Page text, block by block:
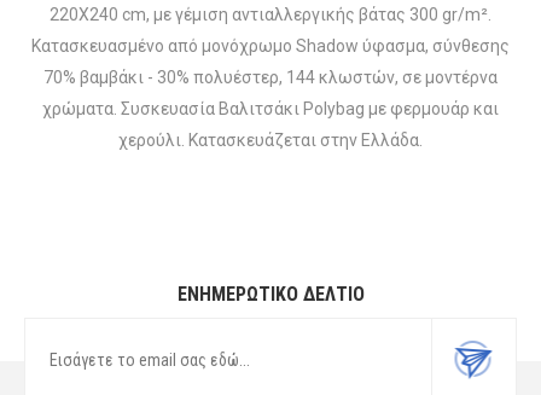
220X240 cm, με γέμιση αντιαλλεργικής βάτας 300 gr/m².
Κατασκευασμένo από μονόχρωμο Shadow ύφασμα, σύνθεσης
70% βαμβάκι - 30% πολυέστερ, 144 κλωστών, σε μοντέρνα
χρώματα. Συσκευασία Βαλιτσάκι Polybag με φερμουάρ και
χερούλι. Κατασκευάζεται στην Ελλάδα.
ΕΝΗΜΕΡΩΤΙΚΌ ΔΕΛΤΊΟ